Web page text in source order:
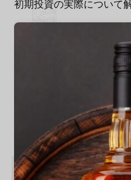
初期投資の実際について